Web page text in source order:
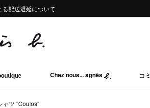
る配送遅延について
配送遅延について
る配送遅延について
Chez nous... agnès コ
ャツ "Coulos"